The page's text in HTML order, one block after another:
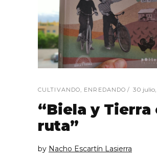
CULTIVANDO ENREDANDO 30
“Biela y Tierra
ruta”
by Nacho Escartín Lasierra